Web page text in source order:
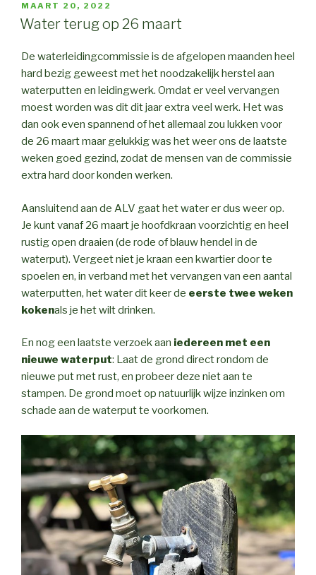
GEPLAATST
OP
MAART 20, 2022
Water terug op 26 maart
De waterleidingcommissie is de afgelopen maanden heel
hard bezig geweest met het noodzakelijk herstel aan
waterputten en leidingwerk. Omdat er veel vervangen
moest worden was dit dit jaar extra veel werk. Het was
dan ook even spannend of het allemaal zou lukken voor
de 26 maart maar gelukkig was het weer ons de laatste
weken goed gezind, zodat de mensen van de commissie
extra hard door konden werken.
Aansluitend aan de ALV gaat het water er dus weer op.
Je kunt vanaf 26 maart je hoofdkraan voorzichtig en heel
rustig open draaien (de rode of blauw hendel in de
waterput). Vergeet niet je kraan een kwartier door te
spoelen en, in verband met het vervangen van een aantal
waterputten, het water dit keer de eerste twee weken
kokenals je het wilt drinken.
En nog een laatste verzoek aan iedereen met een
nieuwe waterput: Laat de grond direct rondom de
nieuwe put met rust, en probeer deze niet aan te
stampen. De grond moet op natuurlijk wijze inzinken om
schade aan de waterput te voorkomen.